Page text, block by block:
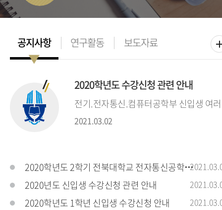
2020학년도 수강신청 관련 안내
전기.전자통신.컴퓨터공학부 신입생 여
2021.03.02
2020학년도 2학기 전북대학교 전자통신공학전공
2020년도 신입생 수강신청 관련 안내
2020학년도 1학년 신입생 수강신청 안내